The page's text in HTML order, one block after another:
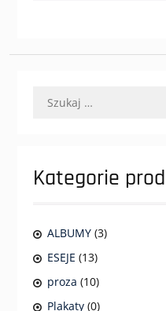
Kategorie
ALBUMY (3)
ESEJE (13)
proza (10)
Plakaty (0)